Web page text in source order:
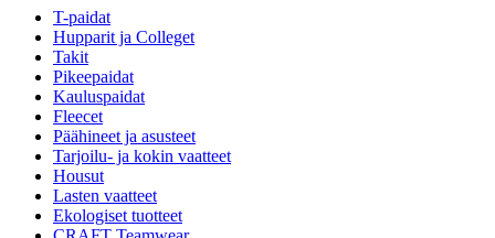
T-paidat
Hupparit ja Colleget
Takit
Pikeepaidat
Kauluspaidat
Fleecet
Päähineet ja asusteet
Tarjoilu- ja kokin vaatteet
Housut
Lasten vaatteet
Ekologiset tuotteet